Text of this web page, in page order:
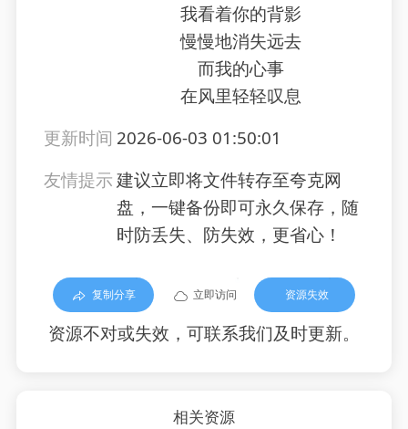
我看着你的背影
慢慢地消失远去
而我的心事
在风里轻轻叹息
更新时间 2026-06-03 01:50:01
友情提示建议立即将文件转存至夸克网
盘，一键备份即可永久保存，随
时防丢失、防失效，更省心！
复制分享 立即访问 资源失效
资源不对或失效，可联系我们及时更新。
相关资源